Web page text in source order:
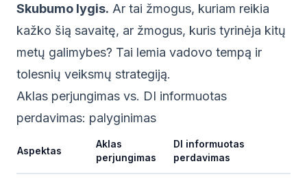
Skubumo lygis. Ar tai žmogus, kuriam reikia
kažko šią savaitę, ar žmogus, kuris tyrinėja kitų
metų galimybes? Tai lemia vadovo tempą ir
tolesnių veiksmų strategiją.
Aklas perjungimas vs. DI informuotas
perdavimas: palyginimas
Aspektas
Aklas
perjungimas
DI informuotas
perdavimas